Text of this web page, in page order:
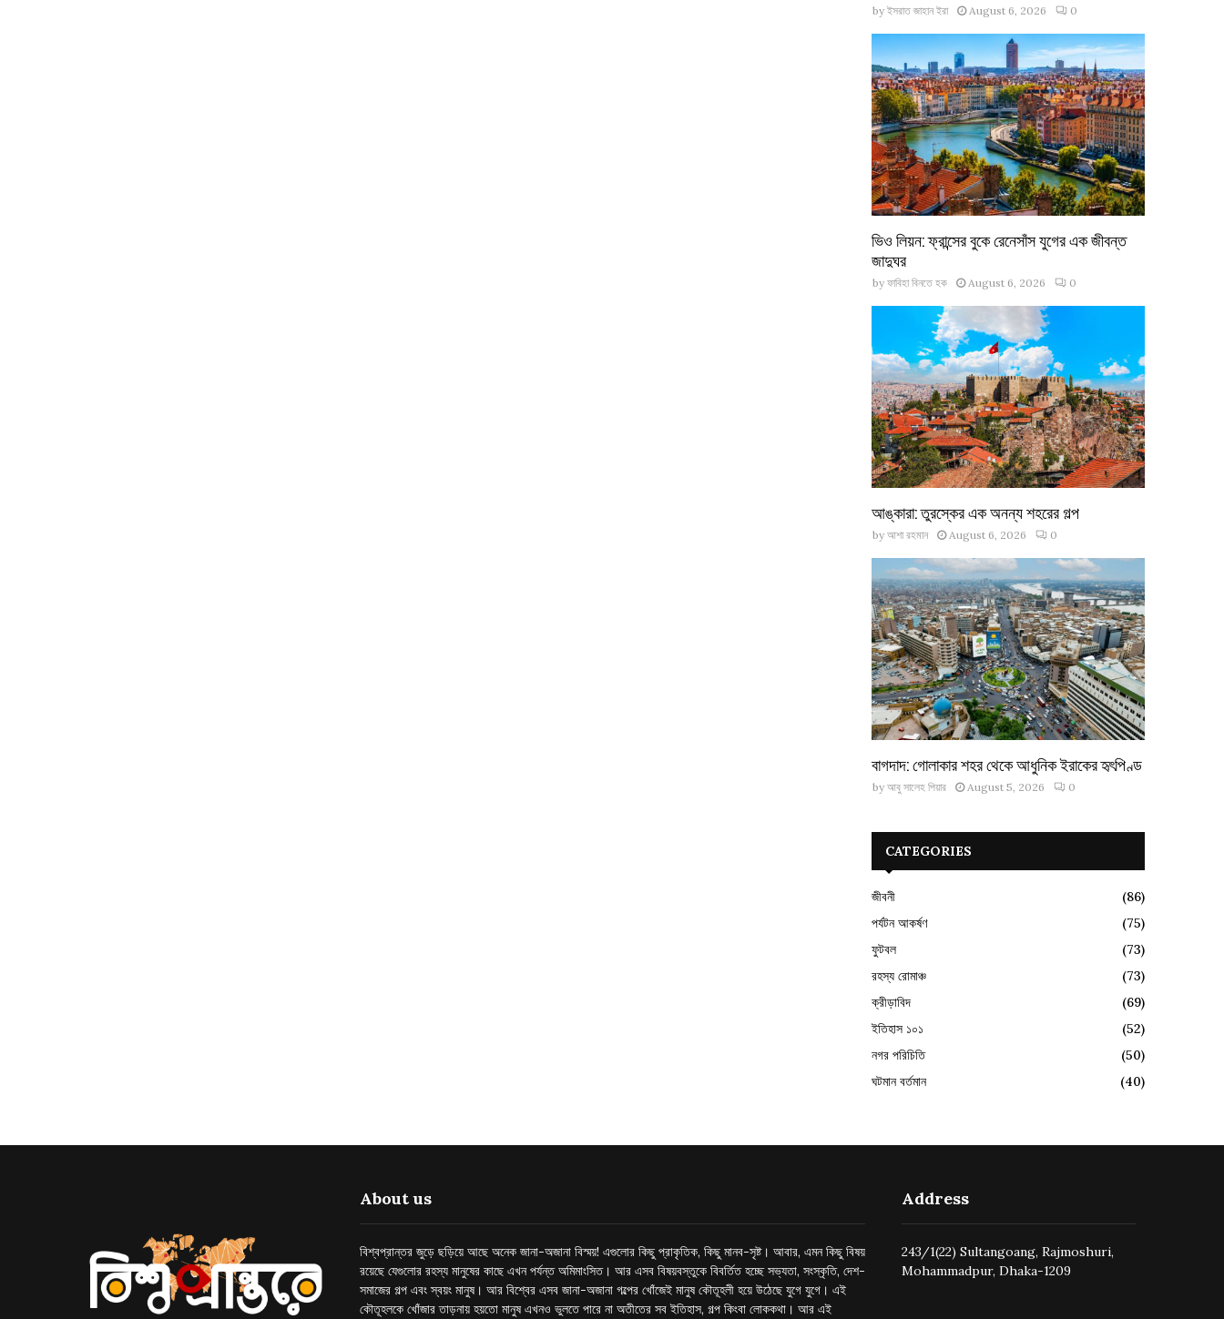
by ইসরাত জাহান ইরা August 6, 2026 0
ভিও লিয়ন: ফ্রান্সের বুকে রেনেসাঁস যুগের এক জীবন্ত
জাদুঘর
by ফাবিহা বিনতে হক August 6, 2026 0
আঙ্কারা: তুরস্কের এক অনন্য শহরের গল্প
by আশা রহমান August 6, 2026 0
বাগদাদ: গোলাকার শহর থেকে আধুনিক ইরাকের হৃৎপিণ্ড
by আবু সালেহ পিয়ার August 5, 2026 0
CATEGORIES
জীবনী
(86)
পর্যটন আকর্ষণ
(75)
ফুটবল
(73)
রহস্য রোমাঞ্চ
(73)
ক্রীড়াবিদ
(69)
ইতিহাস ১০১
(52)
নগর পরিচিতি
(50)
ঘটমান বর্তমান
(40)
About us
বিশ্বপ্রান্তর জুড়ে ছড়িয়ে আছে অনেক জানা-অজানা বিস্ময়! এগুলোর কিছু প্রাকৃতিক, কিছু মানব-সৃষ্ট। আবার, এমন কিছু বিষয়
রয়েছে যেগুলোর রহস্য মানুষের কাছে এখন পর্যন্ত অমিমাংসিত। আর এসব বিষয়বস্তুকে বিবর্তিত হচ্ছে সভ্যতা, সংস্কৃতি, দেশ-
সমাজের গল্প এবং স্বয়ং মানুষ। আর বিশ্বের এসব জানা-অজানা গল্পের খোঁজেই মানুষ কৌতূহলী হয়ে উঠেছে যুগে যুগে। এই
কৌতূহলকে খোঁজার তাড়নায় হয়তো মানুষ এখনও ভুলতে পারে না অতীতের সব ইতিহাস, গল্প কিংবা লোককথা। আর এই
Address
243/1(22) Sultangoang, Rajmoshuri,
Mohammadpur, Dhaka-1209